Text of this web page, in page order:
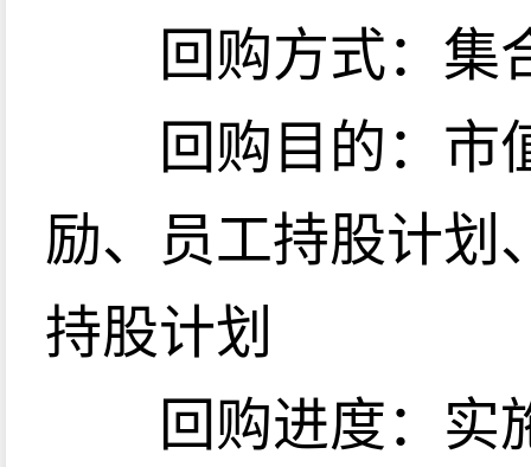
回购方式：集
回购目的：市
励、员工持股计划
持股计划
回购进度：实